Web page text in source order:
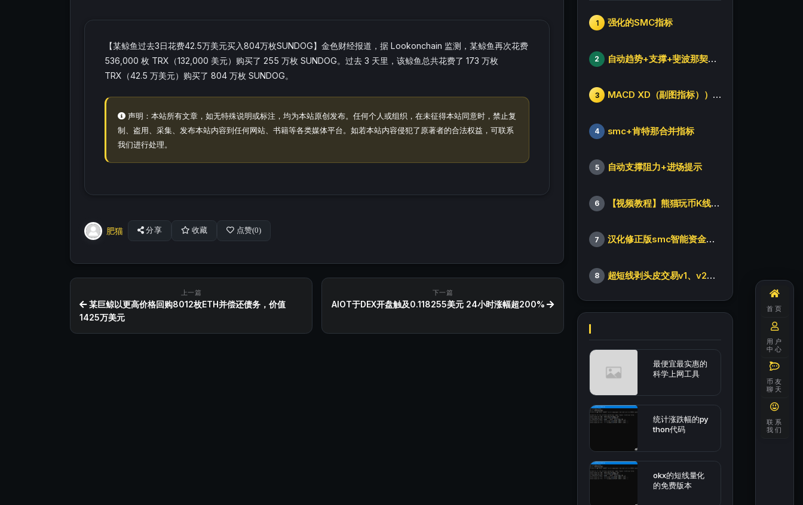
【某鲸鱼过去3日花费42.5万美元买入804万枚SUNDOG】金色财经报道，据 Lookonchain 监测，某鲸鱼再次花费
536,000 枚 TRX（132,000 美元）购买了 255 万枚 SUNDOG。过去 3 天里，该鲸鱼总共花费了 173 万枚
TRX（42.5 万美元）购买了 804 万枚 SUNDOG。
声明：本站所有文章，如无特殊说明或标注，均为本站原创发布。任何个人或组织，在未征得本站同意时，禁止复
制、盗用、采集、发布本站内容到任何网站、书籍等各类媒体平台。如若本站内容侵犯了原著者的合法权益，可联系
我们进行处理。
肥猫 分享 收藏 点赞(0)
上一篇
某巨鲸以更高价格回购8012枚ETH并偿还债务，价值
1425万美元
下一篇
AIOT于DEX开盘触及0.118255美元 24小时涨幅超200%
1 强化的SMC指标
2 自动趋势+支撑+斐波那契+箱体
3 MACD XD（副图指标））修改版
4 smc+肯特那合并指标
5 自动支撑阻力+进场提示
6 【视频教程】熊猫玩币K线后的秘密（全集）
7 汉化修正版smc智能资金订单指标
8 超短线剥头皮交易v1、v2版本
最便宜最实惠的
科学上网工具
统计涨跌幅的py
thon代码
okx的短线量化
的免费版本
首页
用户
中心
币友
聊天
联系
我们